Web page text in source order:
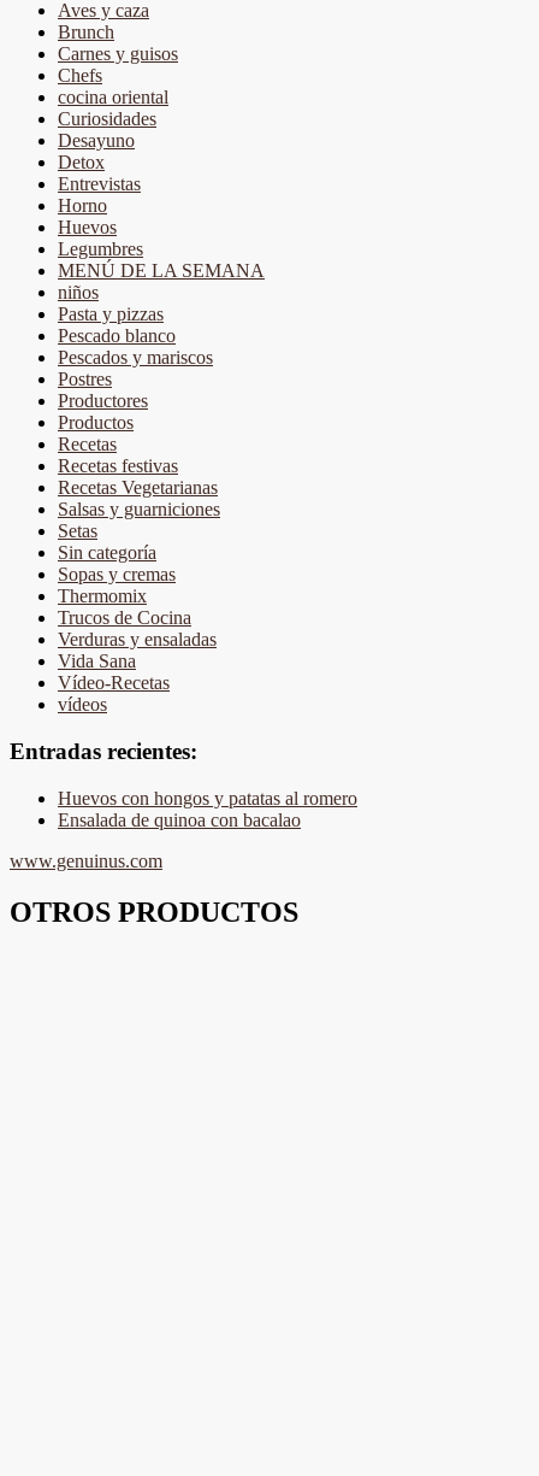
Aves y caza
Brunch
Carnes y guisos
Chefs
cocina oriental
Curiosidades
Desayuno
Detox
Entrevistas
Horno
Huevos
Legumbres
MENÚ DE LA SEMANA
niños
Pasta y pizzas
Pescado blanco
Pescados y mariscos
Postres
Productores
Productos
Recetas
Recetas festivas
Recetas Vegetarianas
Salsas y guarniciones
Setas
Sin categoría
Sopas y cremas
Thermomix
Trucos de Cocina
Verduras y ensaladas
Vida Sana
Vídeo-Recetas
vídeos
Entradas recientes:
Huevos con hongos y patatas al romero
Ensalada de quinoa con bacalao
www.genuinus.com
OTROS PRODUCTOS